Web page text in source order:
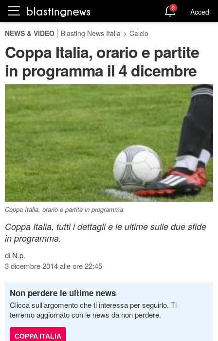
2 Accedi
NEWS & VIDEO Blasting News Italia > Calcio
Coppa Italia, orario e partite
in programma il 4 dicembre
Coppa Italia, orario e partite in programma
Coppa Italia, tutti i dettagli e le ultime sulle due sfide
in programma.
di N.p.
3 dicembre 2014 alle ore 22:45
Non perdere le ultime news
Clicca sull’argomento che ti interessa per seguirlo. Ti
terremo aggiornato con le news da non perdere.
COPPA ITALIA